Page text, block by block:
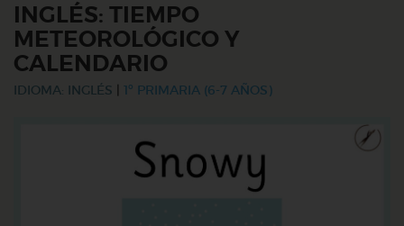
INGLÉS: TIEMPO
METEOROLÓGICO Y
CALENDARIO
IDIOMA: INGLÉS 1º PRIMARIA (6-7 AÑOS)